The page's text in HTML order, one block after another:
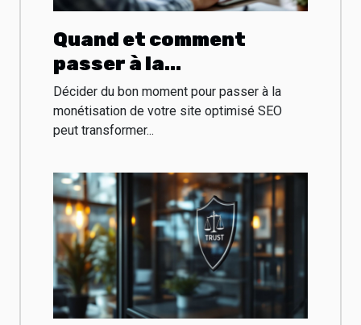
Quand et comment
passer à la
monétisation de votre
site optimisé SEO
Décider du bon moment pour passer à la
monétisation de votre site optimisé SEO
peut transformer...